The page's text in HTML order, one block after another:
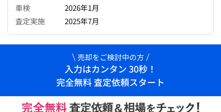
車検
2026年1月
査定実施
2025年7月
売却をご検討中の方
入力はカンタン 30秒！
完全無料 査定依頼スタート